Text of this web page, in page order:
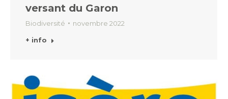
versant du Garon
Biodiversité novembre 2022
+ info